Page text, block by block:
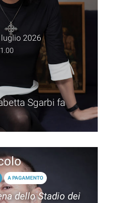
2026
Sgarbi fa
A PAGAMENTO
dello Stadio dei